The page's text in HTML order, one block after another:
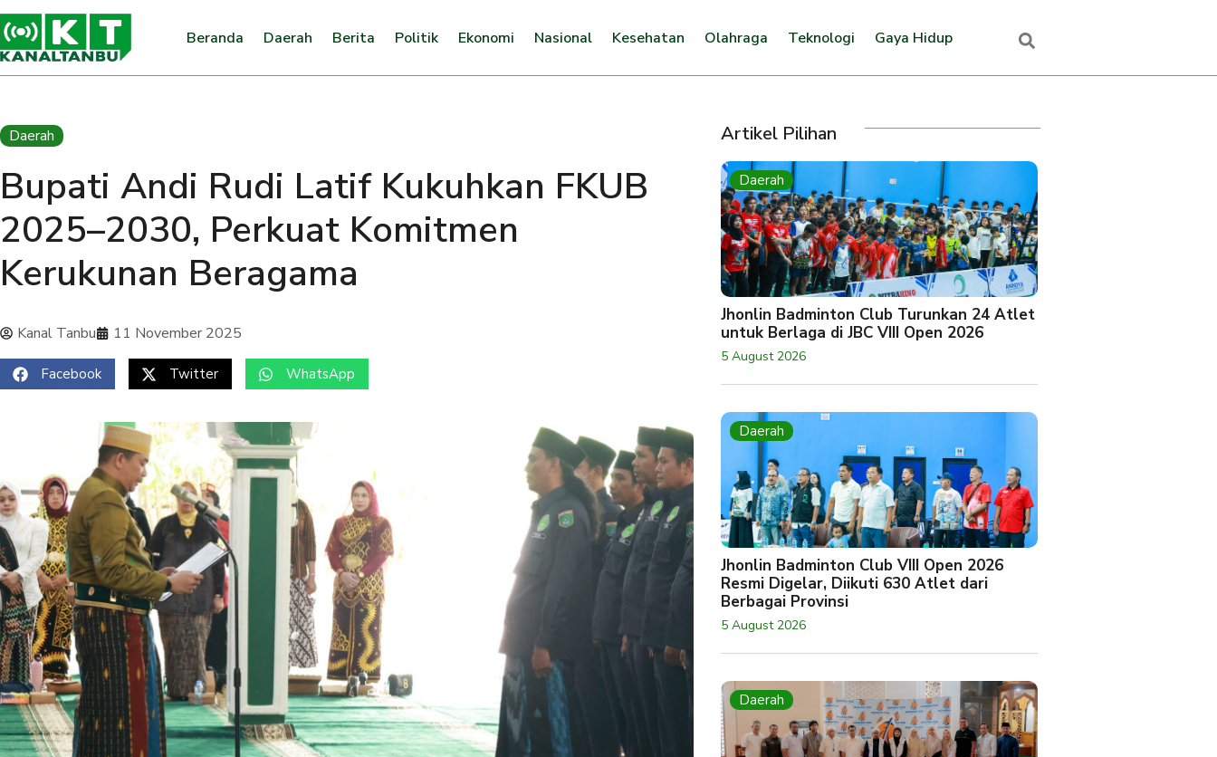
Beranda Daerah Berita Politik Ekonomi Nasional Kesehatan Olahraga Teknologi Gaya Hidup
Daerah
Bupati Andi Rudi Latif Kukuhkan FKUB
2025–2030, Perkuat Komitmen
Kerukunan Beragama
Kanal Tanbu 11 November 2025
Facebook Twitter WhatsApp
Artikel Pilihan
Daerah
Jhonlin Badminton Club Turunkan 24 Atlet
untuk Berlaga di JBC VIII Open 2026
5 August 2026
Daerah
Jhonlin Badminton Club VIII Open 2026
Resmi Digelar, Diikuti 630 Atlet dari
Berbagai Provinsi
5 August 2026
Daerah